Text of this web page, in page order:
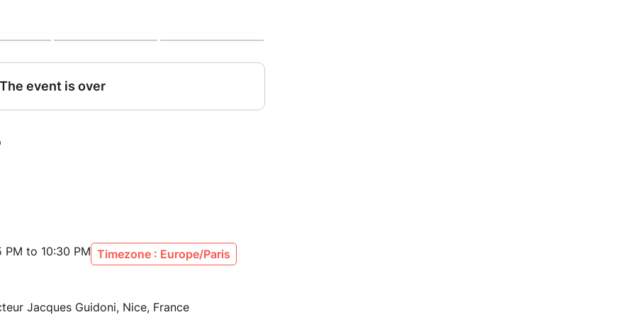
tango argentin, musiques du monde, du bal et
Mais il s’est rapidement intéressé au
par Richard Galliano lui-même.
musique est un joyeux voyage dans les
et de la world music.Il a débuté
to 10:30 PM Timezone : Europe/Paris
Jacques Guidoni, Nice, France